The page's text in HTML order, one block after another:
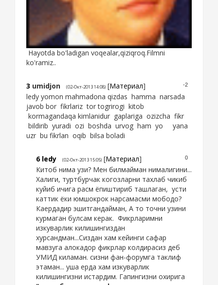
Hayotda bo'ladigan voqealar,qiziqroq.Filmni
ko'ramiz..
-2
3 umidjon (02-Окт-2013 14:08) [Материал]
ledy yomon mahmadona qizdas hamma narsada
javob bor fikrlariz tor togrirogi kitob
kormagandaqa kimlanidur gaplariga ozizcha fikr
bildirib yuradi ozi boshda urvog ham yo yana
uzr bu fikrlan oqib bilsa boladi
0
6 ledy (02-Окт-2013 15:05) [Материал]
Китоб нима узи? Мен билмайман нималигини...
Халиги, туртбурчак когозларни тахлаб чикиб
куйиб ичига расм ёпиштириб ташлаган, усти
каттик ёки юмшокрок нарсамасми мободо?
Каердадир эшитгандайман, А то точни узини
курмаган булсам керак. Фикрларимни
изкуварлик килишингиздан
хурсандман...Сиздан хам кейинги сафар
мавзуга алокадор фикрлар колдирасиз деб
УМИД киламан. сизни фан-форумга таклиф
этаман... уша ерда хам изкуварлик
килишингизни истардим. Гапингизни охирига